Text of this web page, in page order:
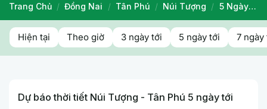
Trang Chủ / Đồng Nai / Tân Phú / Núi Tượng / 5 Ngày Tới
Hiện tại Theo giờ 3 ngày tới 5 ngày tới 7 ngày
Dự báo thời tiết Núi Tượng - Tân Phú 5 ngày tới